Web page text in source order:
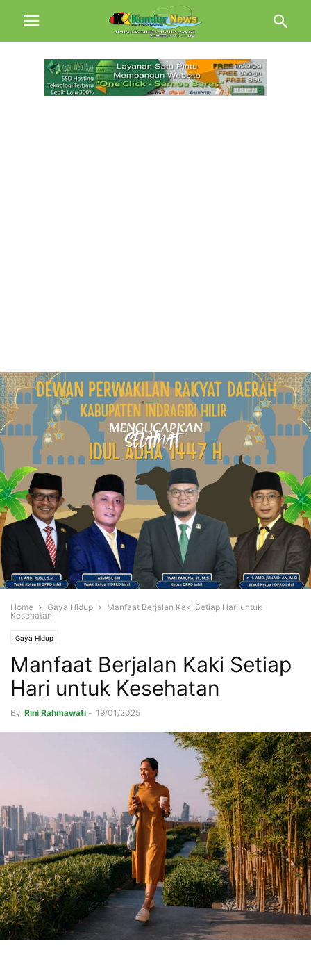
Home Gaya Hidup
Manfaat Berjalan Kaki Setiap Hari untuk
Kesehatan
Gaya Hidup
Manfaat Berjalan Kaki Setiap
Hari untuk Kesehatan
By Rini Rahmawati - 19/01/2025